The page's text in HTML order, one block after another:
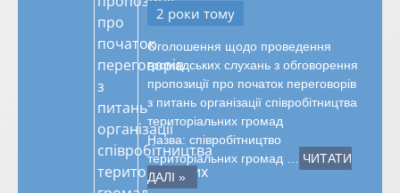
2 роки тому
Оголошення щодо проведення
громадських слухань з обговорення
пропозиції про початок переговорів
з питань організації співробітництва
територіальних громад
Назва: співробітництво
територіальних громад … ЧИТАТИ
ДАЛІ »